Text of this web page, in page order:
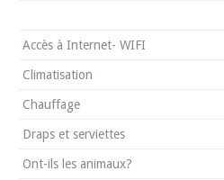
Accès à Internet- WIFI
Climatisation
Chauffage
Draps et serviettes
Ont-ils les animaux?